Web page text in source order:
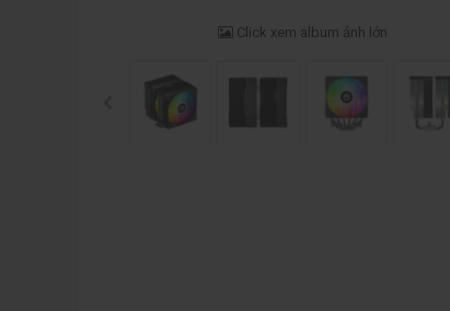
Click xem album ảnh lớn